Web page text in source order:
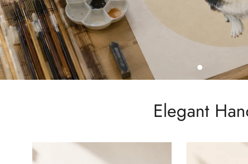
Elegant